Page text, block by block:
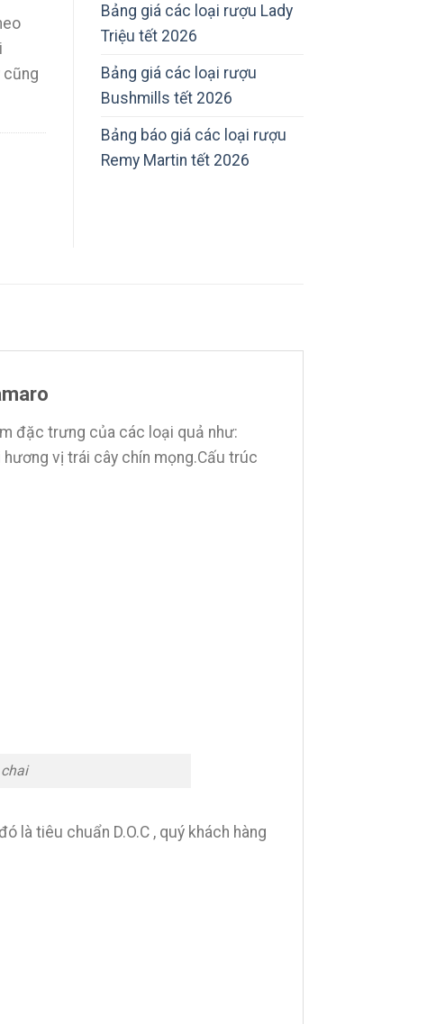
cũng
Bảng giá các loại rượu Lady
Triệu tết 2026
Bảng giá các loại rượu
Bushmills tết 2026
Bảng báo giá các loại rượu
Remy Martin tết 2026
đặc trưng của các loại quả như:
vị trái cây chín mọng.Cấu trúc
là tiêu chuẩn D.O.C , quý khách hàng